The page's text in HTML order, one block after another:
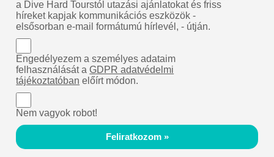
a Dive Hard Tourstól utazási ajánlatokat és friss
híreket kapjak kommunikációs eszközök -
elsősorban e-mail formátumú hírlevél, - útján.
Engedélyezem a személyes adataim
felhasználását aGDPR adatvédelmi
tájékoztatóban előírt módon.
Nem vagyok robot!
Feliratkozom »